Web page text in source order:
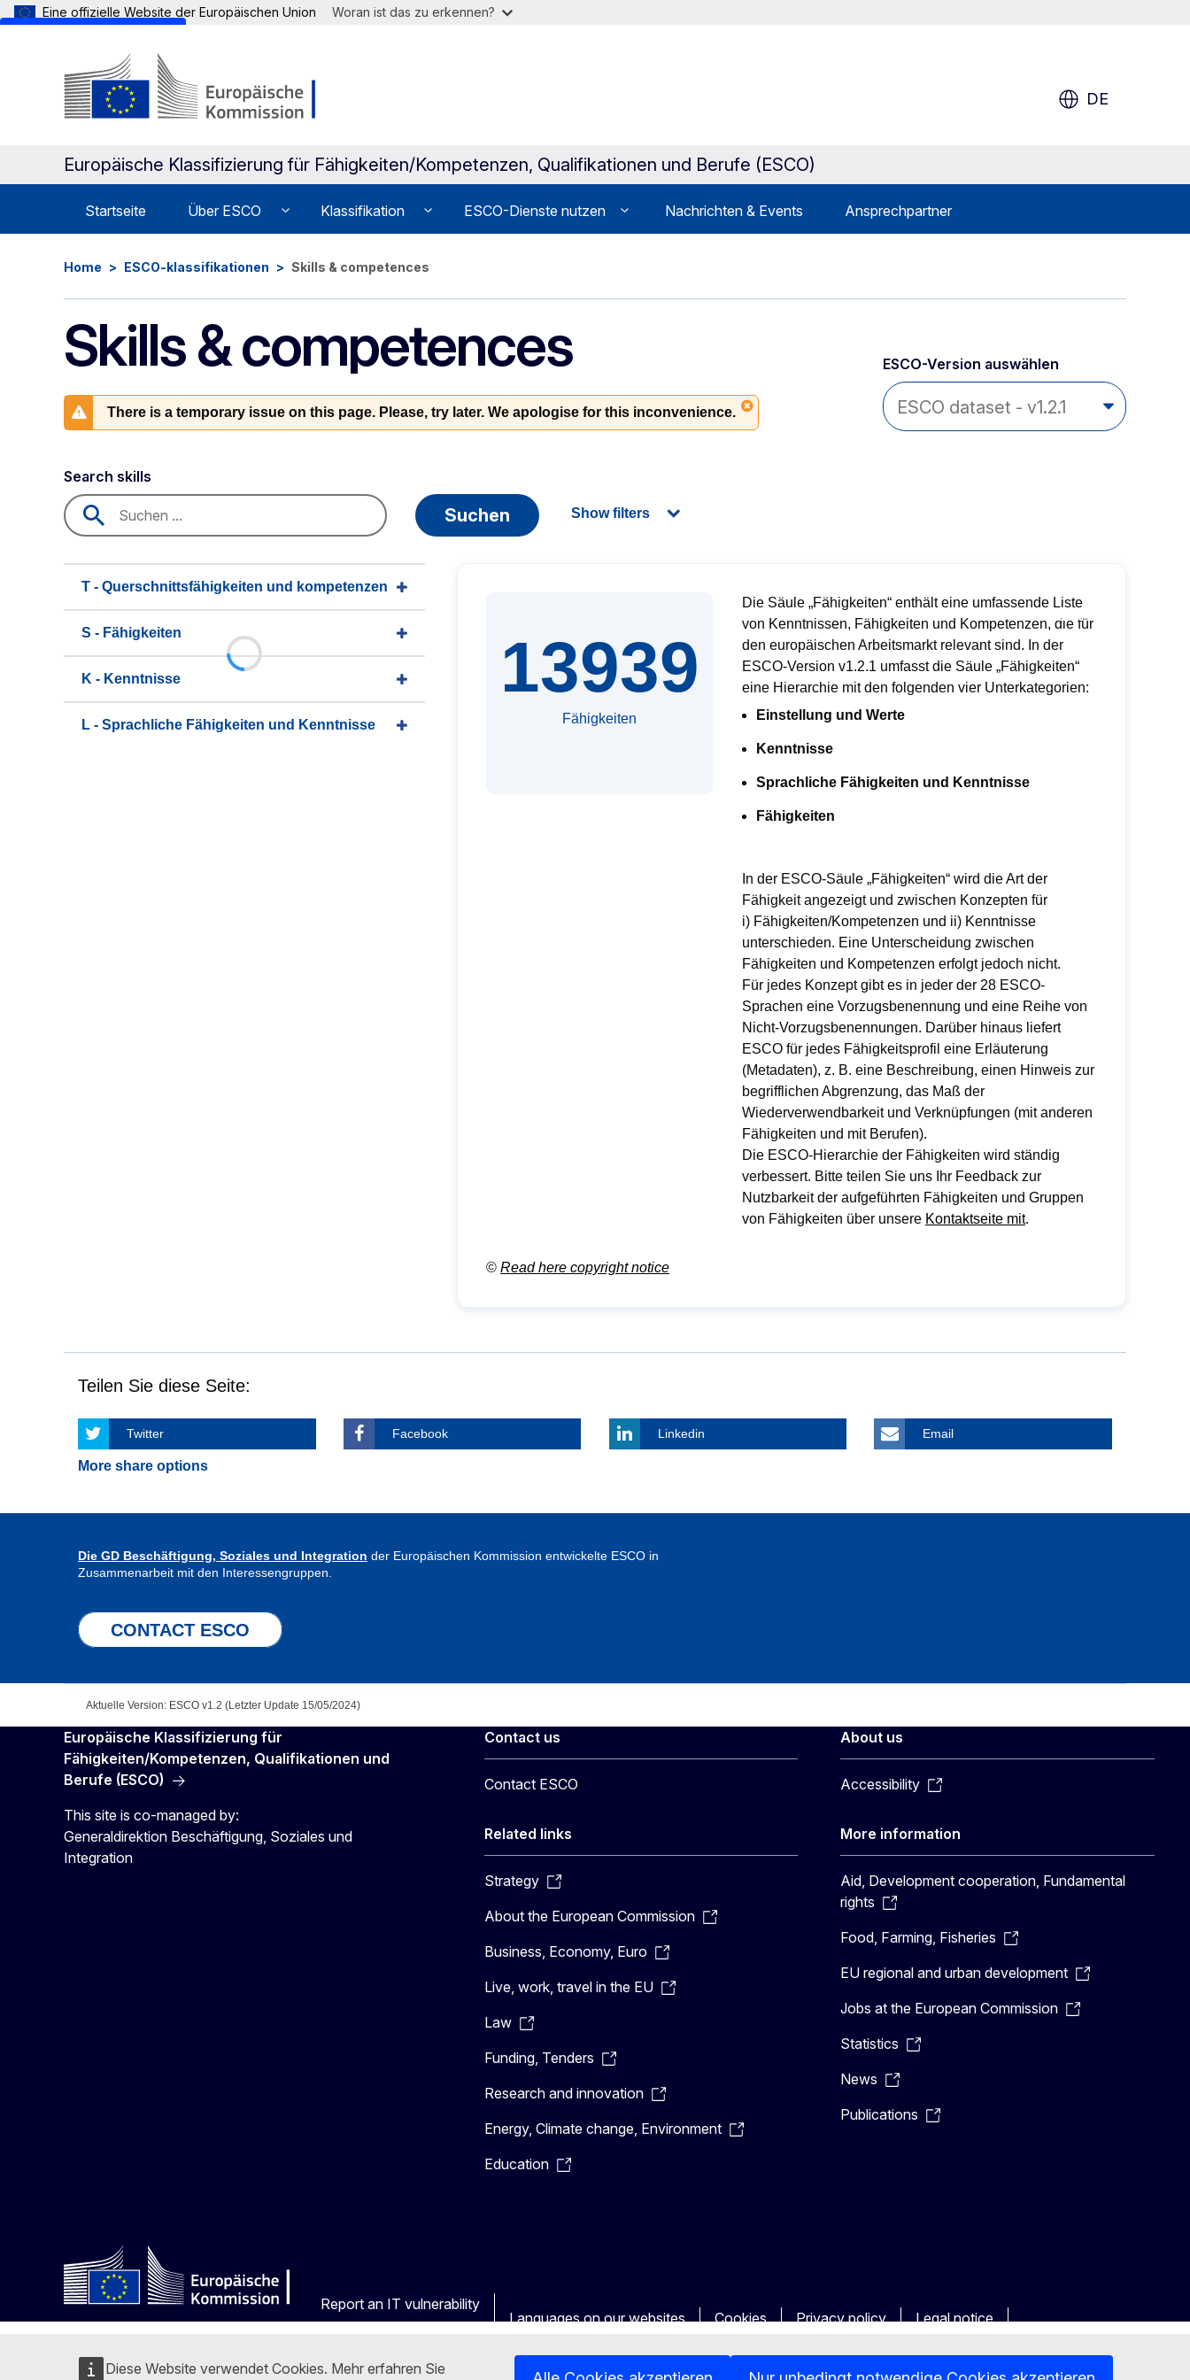
Eine offizielle Website der Europäischen Union Woran ist das zu erkennen?
Diese Website verwendet Cookies. Mehr erfahren Sie
DE
Europäische Klassifizierung für Fähigkeiten/Kompetenzen, Qualifikationen und Berufe (ESCO)
Startseite Über ESCO Klassifikation ESCO-Dienste nutzen Nachrichten & Events Ansprechpartner
Home ESCO-klassifikationen Skills & competences
Skills & competences
There is a temporary issue on this page. Please, try later. We apologise for this inconvenience.
ESCO-Version auswählen
Search skills
Suchen Show filters
T - Querschnittsfähigkeiten und kompetenzen
S - Fähigkeiten
K - Kenntnisse
L - Sprachliche Fähigkeiten und Kenntnisse
13939
Fähigkeiten
Die Säule „Fähigkeiten“ enthält eine umfassende Liste
von Kenntnissen, Fähigkeiten und Kompetenzen, die für
den europäischen Arbeitsmarkt relevant sind. In der
ESCO-Version v1.2.1 umfasst die Säule „Fähigkeiten“
eine Hierarchie mit den folgenden vier Unterkategorien:
Einstellung und Werte
Kenntnisse
Sprachliche Fähigkeiten und Kenntnisse
Fähigkeiten
In der ESCO-Säule „Fähigkeiten“ wird die Art der
Fähigkeit angezeigt und zwischen Konzepten für
i) Fähigkeiten/Kompetenzen und ii) Kenntnisse
unterschieden. Eine Unterscheidung zwischen
Fähigkeiten und Kompetenzen erfolgt jedoch nicht.
Für jedes Konzept gibt es in jeder der 28 ESCO-
Sprachen eine Vorzugsbenennung und eine Reihe von
Nicht-Vorzugsbenennungen. Darüber hinaus liefert
ESCO für jedes Fähigkeitsprofil eine Erläuterung
(Metadaten), z. B. eine Beschreibung, einen Hinweis zur
begrifflichen Abgrenzung, das Maß der
Wiederverwendbarkeit und Verknüpfungen (mit anderen
Fähigkeiten und mit Berufen).
Die ESCO-Hierarchie der Fähigkeiten wird ständig
verbessert. Bitte teilen Sie uns Ihr Feedback zur
Nutzbarkeit der aufgeführten Fähigkeiten und Gruppen
von Fähigkeiten über unsere Kontaktseite mit.
© Read here copyright notice
Teilen Sie diese Seite:
Twitter Facebook Linkedin Email
More share options
Die GD Beschäftigung, Soziales und Integration der Europäischen Kommission entwickelte ESCO in
Zusammenarbeit mit den Interessengruppen.
CONTACT ESCO
Aktuelle Version: ESCO v1.2 (Letzter Update 15/05/2024)
Europäische Klassifizierung für
Fähigkeiten/Kompetenzen, Qualifikationen und
Berufe (ESCO)
This site is co-managed by:
Generaldirektion Beschäftigung, Soziales und
Integration
Contact us
Contact ESCO
Related links
Strategy
About the European Commission
Business, Economy, Euro
Live, work, travel in the EU
Law
Funding, Tenders
Research and innovation
Energy, Climate change, Environment
Education
About us
Accessibility
More information
Aid, Development cooperation, Fundamental
rights
Food, Farming, Fisheries
EU regional and urban development
Jobs at the European Commission
Statistics
News
Publications
Report an IT vulnerability
Languages on our websites
Cookies Privacy policy Legal notice